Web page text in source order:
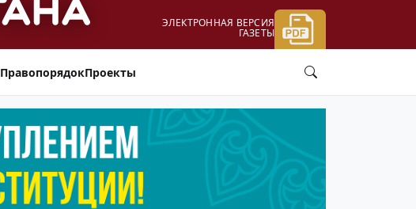
ЭЛЕКТРОННАЯ ВЕРСИЯ
ГАЗЕТЫ
ПравопорядокПроекты